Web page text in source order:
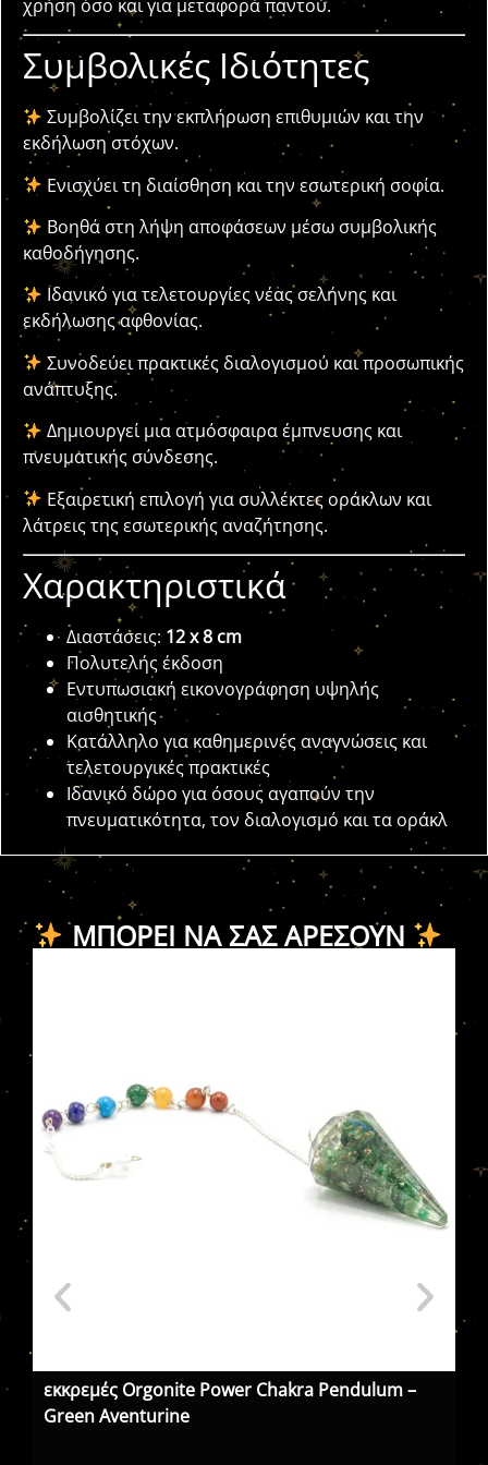
χρήση όσο και για μεταφορά παντού.
Συμβολικές Ιδιότητες
Συμβολίζει την εκπλήρωση επιθυμιών και την
εκδήλωση στόχων.
Ενισχύει τη διαίσθηση και την εσωτερική σοφία.
Βοηθά στη λήψη αποφάσεων μέσω συμβολικής
καθοδήγησης.
Ιδανικό για τελετουργίες νέας σελήνης και
εκδήλωσης αφθονίας.
Συνοδεύει πρακτικές διαλογισμού και προσωπικής
ανάπτυξης.
Δημιουργεί μια ατμόσφαιρα έμπνευσης και
πνευματικής σύνδεσης.
Εξαιρετική επιλογή για συλλέκτες οράκλων και
λάτρεις της εσωτερικής αναζήτησης.
Χαρακτηριστικά
Διαστάσεις: 12 x 8 cm
Πολυτελής έκδοση
Εντυπωσιακή εικονογράφηση υψηλής
αισθητικής
Κατάλληλο για καθημερινές αναγνώσεις και
τελετουργικές πρακτικές
Ιδανικό δώρο για όσους αγαπούν την
πνευματικότητα, τον διαλογισμό και τα οράκλ
ΜΠΟΡΕΊ ΝΑ ΣΑΣ ΑΡΈΣΟΥΝ
εκκρεμές Orgonite Power Chakra Pendulum –
Green Aventurine